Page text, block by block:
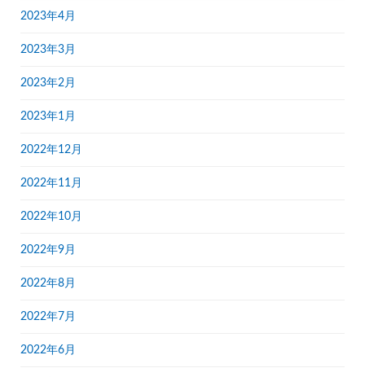
2023年4月
2023年3月
2023年2月
2023年1月
2022年12月
2022年11月
2022年10月
2022年9月
2022年8月
2022年7月
2022年6月